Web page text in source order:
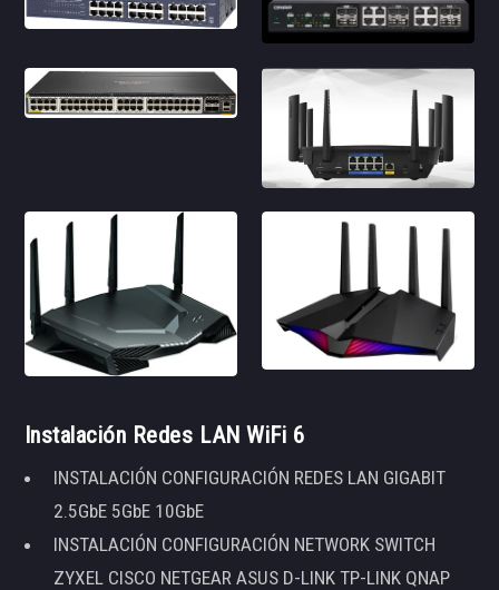
Instalación Redes LAN WiFi 6
INSTALACIÓN CONFIGURACIÓN REDES LAN GIGABIT
2.5GbE 5GbE 10GbE
INSTALACIÓN CONFIGURACIÓN NETWORK SWITCH
ZYXEL CISCO NETGEAR ASUS D-LINK TP-LINK QNAP